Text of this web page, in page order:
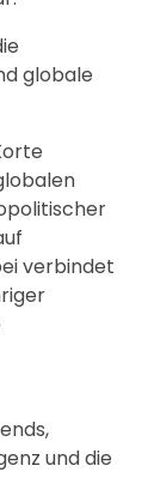
globale
verbindet
und die